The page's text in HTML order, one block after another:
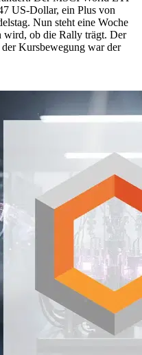
US-Dollar, ein Plus von
Nun steht eine Woche
wird, ob die Rally trägt. Der
Kursbewegung war der